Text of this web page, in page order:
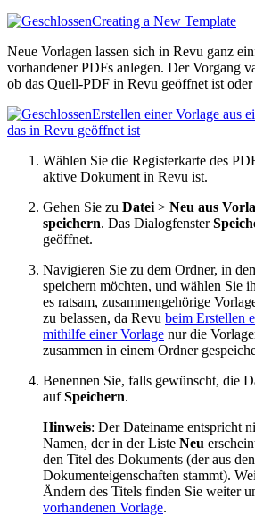
Creating a New Template
Neue Vorlagen lassen sich in Revu ganz
vorhandener PDFs anlegen. Der Vorgang
ob das Quell-PDF in Revu geöffnet ist
Erstellen einer Vorlage aus
das in Revu geöffnet ist
Wählen Sie die Registerkarte des
aktive Dokument in Revu ist.
Gehen Sie zu Datei> Neu aus
speichern. Das Dialogfenster
geöffnet.
Navigieren Sie zu dem Ordner, in
speichern möchten, und wählen Sie
es ratsam, zusammengehörige
zu belassen, da Revu beim Erstellen
mithilfe einer Vorlage nur die
zusammen in einem Ordner
Benennen Sie, falls gewünscht, die
aufSpeichern.
Hinweis: Der Dateiname entspricht
Namen, der in der Liste Neu
den Titel des Dokuments (der aus den
Dokumenteigenschaften stammt).
Ändern des Titels finden Sie weiter
vorhandenen Vorlage.